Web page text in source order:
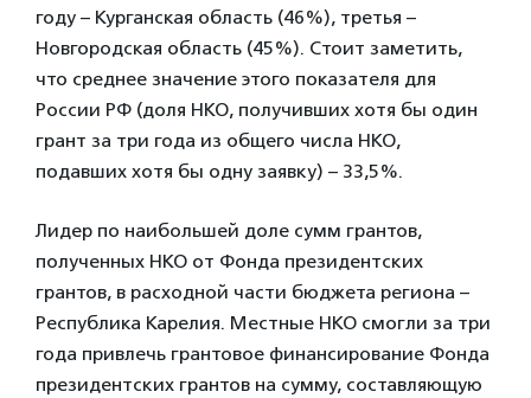
году – Курганская область (46%), третья –
Новгородская область (45%). Стоит заметить,
что среднее значение этого показателя для
России РФ (доля НКО, получивших хотя бы один
грант за три года из общего числа НКО,
подавших хотя бы одну заявку) – 33,5%.
Лидер по наибольшей доле сумм грантов,
полученных НКО от Фонда президентских
грантов, в расходной части бюджета региона –
Республика Карелия. Местные НКО смогли за три
года привлечь грантовое финансирование Фонда
президентских грантов на сумму, составляющую